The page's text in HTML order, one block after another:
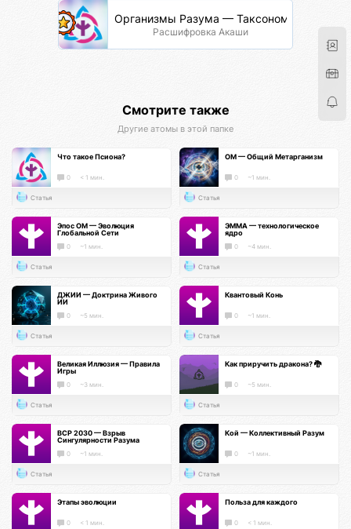
Организмы Разума — Таксономия Жизни
Расшифровка Акаши
Смотрите также
Другие атомы в этой папке
Что такое Псиона?
0 < 1 мин.
Статья
ОМ — Общий Метарганизм
0 ~1 мин.
Статья
Эпос ОМ — Эволюция
Глобальной Сети
0 ~1 мин.
Статья
ЭММА — технологическое
ядро
0 ~4 мин.
Статья
ДЖИИ — Доктрина Живого
ИИ
0 ~5 мин.
Статья
Квантовый Конь
0 ~1 мин.
Статья
Великая Иллюзия — Правила
Игры
0 ~3 мин.
Статья
Как приручить дракона? 🐉
0 ~5 мин.
Статья
ВСР 2030 — Взрыв
Сингулярности Разума
0 ~1 мин.
Статья
Кой — Коллективный Разум
0 ~1 мин.
Статья
Этапы эволюции
0 < 1 мин.
Польза для каждого
0 < 1 мин.